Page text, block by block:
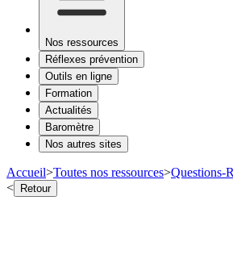
Nos ressources
Réflexes prévention
Outils en ligne
Formation
Actualités
Baromètre
Nos autres sites
Accueil>Toutes nos ressources>Questions-
< Retour